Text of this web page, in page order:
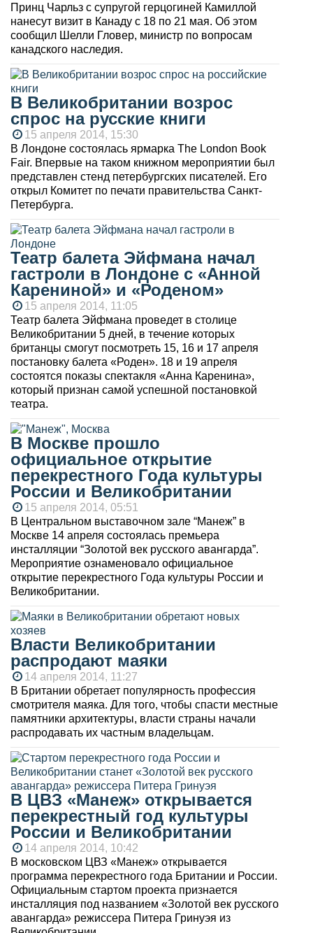
Принц Чарльз с супругой герцогиней Камиллой
нанесут визит в Канаду с 18 по 21 мая. Об этом
сообщил Шелли Гловер, министр по вопросам
канадского наследия.
В Великобритании возрос
спрос на русские книги
15 апреля 2014, 15:30
В Лондоне состоялась ярмарка The London Book
Fair. Впервые на таком книжном мероприятии был
представлен стенд петербургских писателей. Его
открыл Комитет по печати правительства Санкт-
Петербурга.
Театр балета Эйфмана начал
гастроли в Лондоне с «Анной
Карениной» и «Роденом»
15 апреля 2014, 11:05
Театр балета Эйфмана проведет в столице
Великобритании 5 дней, в течение которых
британцы смогут посмотреть 15, 16 и 17 апреля
постановку балета «Роден». 18 и 19 апреля
состоятся показы спектакля «Анна Каренина»,
который признан самой успешной постановкой
театра.
В Москве прошло
официальное открытие
перекрестного Года культуры
России и Великобритании
15 апреля 2014, 05:51
В Центральном выставочном зале “Манеж” в
Москве 14 апреля состоялась премьера
инсталляции “Золотой век русского авангарда”.
Мероприятие ознаменовало официальное
открытие перекрестного Года культуры России и
Великобритании.
Власти Великобритании
распродают маяки
14 апреля 2014, 11:27
В Британии обретает популярность профессия
смотрителя маяка. Для того, чтобы спасти местные
памятники архитектуры, власти страны начали
распродавать их частным владельцам.
В ЦВЗ «Манеж» открывается
перекрестный год культуры
России и Великобритании
14 апреля 2014, 10:42
В московском ЦВЗ «Манеж» открывается
программа перекрестного года Британии и России.
Официальным стартом проекта признается
инсталляция под названием «Золотой век русского
авангарда» режиссера Питера Гринуэя из